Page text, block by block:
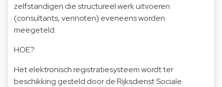
zelfstandigen die structureel werk uitvoeren
(consultants, vennoten) eveneens worden
meegeteld.
HOE?
Het elektronisch registratiesysteem wordt ter
beschikking gesteld door de Rijksdienst Sociale